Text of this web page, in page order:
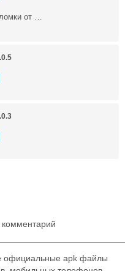
от …
комментарий
официальные apk файлы